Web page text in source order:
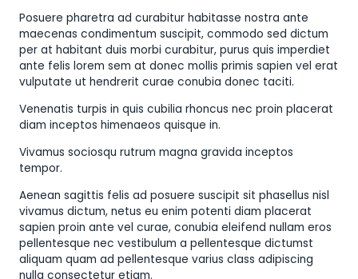
Posuere pharetra ad curabitur habitasse nostra ante
maecenas condimentum suscipit, commodo sed dictum
per at habitant duis morbi curabitur, purus quis imperdiet
ante felis lorem sem at donec mollis primis sapien vel erat
vulputate ut hendrerit curae conubia donec taciti.
Venenatis turpis in quis cubilia rhoncus nec proin placerat
diam inceptos himenaeos quisque in.
Vivamus sociosqu rutrum magna gravida inceptos
tempor.
Aenean sagittis felis ad posuere suscipit sit phasellus nisl
vivamus dictum, netus eu enim potenti diam placerat
sapien proin ante vel curae, conubia eleifend nullam eros
pellentesque nec vestibulum a pellentesque dictumst
aliquam quam ad pellentesque varius class adipiscing
nulla consectetur etiam.